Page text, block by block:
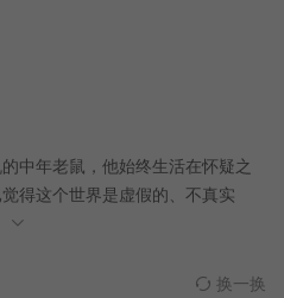
中年老鼠，他始终生活在怀疑之
得这个世界是虚假的、不真实
，阿诺德决定直面他所谓的“朋
个噩梦般的世界时，他彻底崩溃
换一换